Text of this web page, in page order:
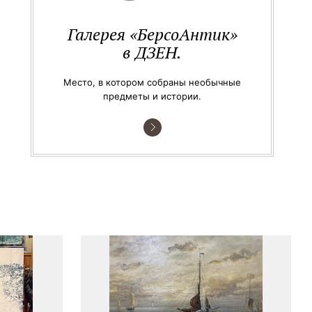
Галерея «БерсоАнтик»
в ДЗЕН.
Место, в котором собраны необычные
предметы и истории.